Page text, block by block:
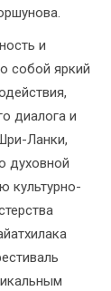
и
собой яркий
диалога и
Ланки,
духовной
культурно-